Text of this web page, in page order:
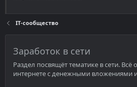
IT-сообщество
Заработок в сети
Раздел посвящёт тематике в сети. Всё
интернете с денежными вложениями